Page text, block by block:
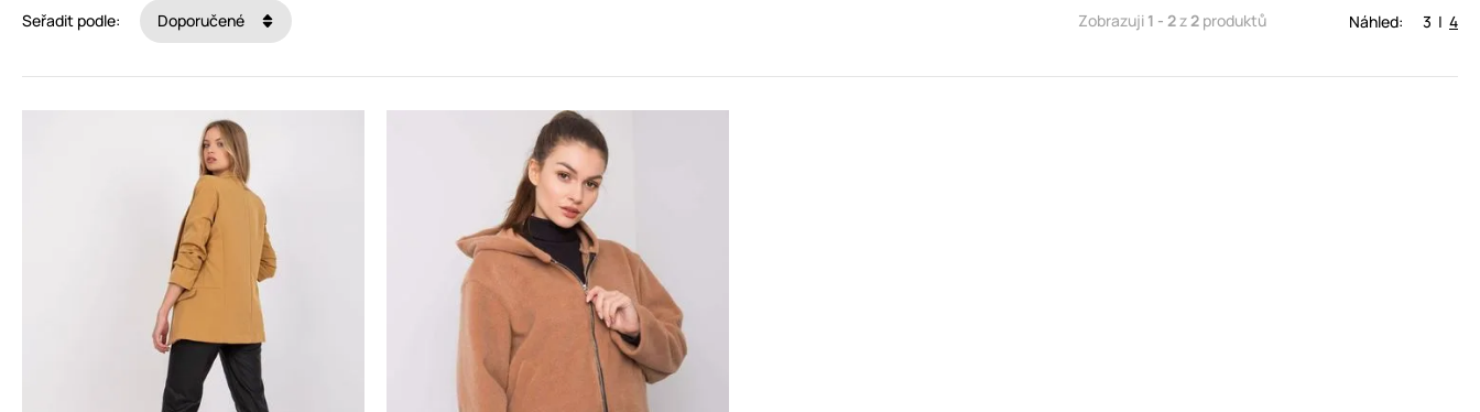
Seřadit podle: Doporučené Zobrazuji 1 - 2z2 produktů Náhled: 3 | 4